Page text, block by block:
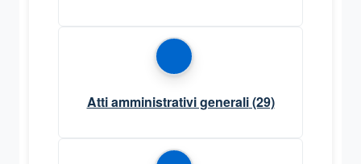
Atti amministrativi generali(29)